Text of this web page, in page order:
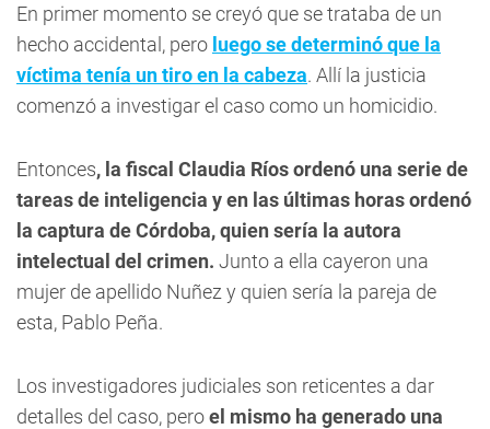
En primer momento se creyó que se trataba de un
hecho accidental, pero luego se determinó que la
víctima tenía un tiro en la cabeza. Allí la justicia
comenzó a investigar el caso como un homicidio.
Entonces, la fiscal Claudia Ríos ordenó una serie de
tareas de inteligencia y en las últimas horas ordenó
la captura de Córdoba, quien sería la autora
intelectual del crimen. Junto a ella cayeron una
mujer de apellido Nuñez y quien sería la pareja de
esta, Pablo Peña.
Los investigadores judiciales son reticentes a dar
detalles del caso, peroel mismo ha generado una